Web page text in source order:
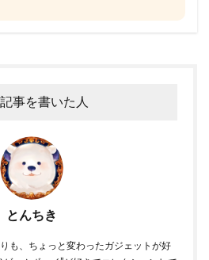
事を書いた人
とんちき
も、ちょっと変わったガジェットが好